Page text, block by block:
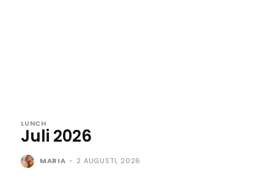
LUNCH
Juli 2026
MARIA - 2 AUGUSTI, 2026